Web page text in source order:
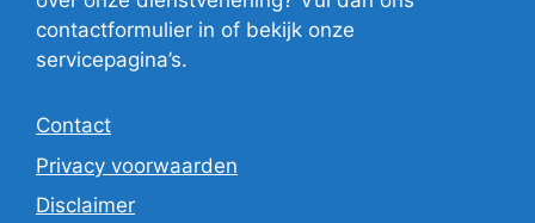
contactformulier in of bekijk onze
servicepagina’s.
Contact
Privacy voorwaarden
Disclaimer